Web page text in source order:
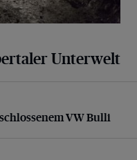
Unterwelt
VW Bulli
VW Bulli